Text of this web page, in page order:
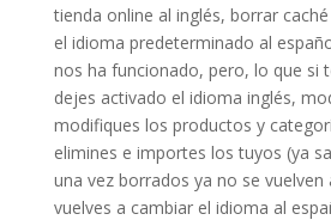
tienda online al inglés, borrar
el idioma predeterminado al
nos ha funcionado, pero, lo que si
dejes activado el idioma inglés,
modifiques los productos y
elimines e importes los tuyos (ya
una vez borrados ya no se vuelven
vuelves a cambiar el idioma al